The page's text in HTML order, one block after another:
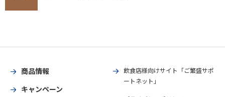
商品情報
キャンペーン
飲食店様向けサイト「ご繁盛サポ
ートネット」